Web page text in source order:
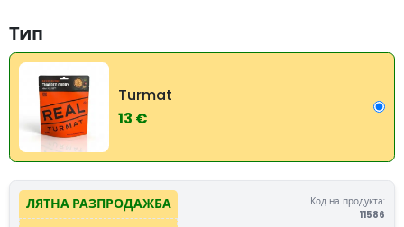
Тип
Turmat
13 €
ЛЯТНА РАЗПРОДАЖБА
Код на продукта:
11586